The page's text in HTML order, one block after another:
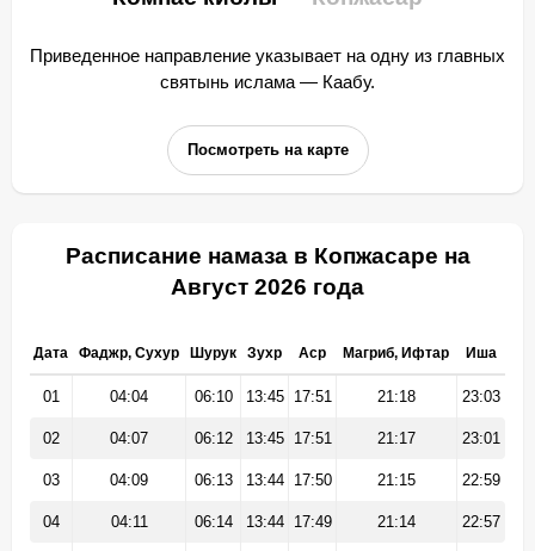
Приведенное направление указывает на одну из главных
святынь ислама — Каабу.
Посмотреть на карте
Расписание намаза в Копжасаре на
Август 2026 года
Дата Фаджр, Сухур Шурук Зухр Аср Магриб, Ифтар Иша
01 04:04 06:10 13:45 17:51 21:18 23:03
02 04:07 06:12 13:45 17:51 21:17 23:01
03 04:09 06:13 13:44 17:50 21:15 22:59
04 04:11 06:14 13:44 17:49 21:14 22:57